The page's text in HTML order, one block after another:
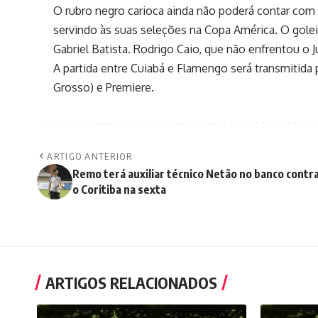
O rubro negro carioca ainda não poderá contar
servindo às suas seleções na Copa América. O
Gabriel Batista. Rodrigo Caio, que não enfrentou o
A partida entre Cuiabá e Flamengo será
Grosso) e Premiere.
ARTIGO ANTERIOR
Remo terá auxiliar técnico Netão no banco
o Coritiba na sexta
ARTIGOS RELACIONADOS